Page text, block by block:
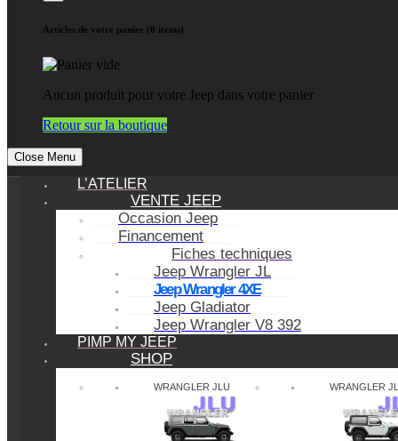
Articles de votre panier (0 items)
Aucun produit pour votre Jeep dans votre panier
Retour sur la boutique
Close Menu
L’ATELIER
VENTE JEEP
Occasion Jeep
Financement
Fiches techniques
Jeep Wrangler JL
Jeep Wrangler 4XE
Jeep Gladiator
Jeep Wrangler V8 392
PIMP MY JEEP
SHOP
WRANGLER JLU WRANGLER JL